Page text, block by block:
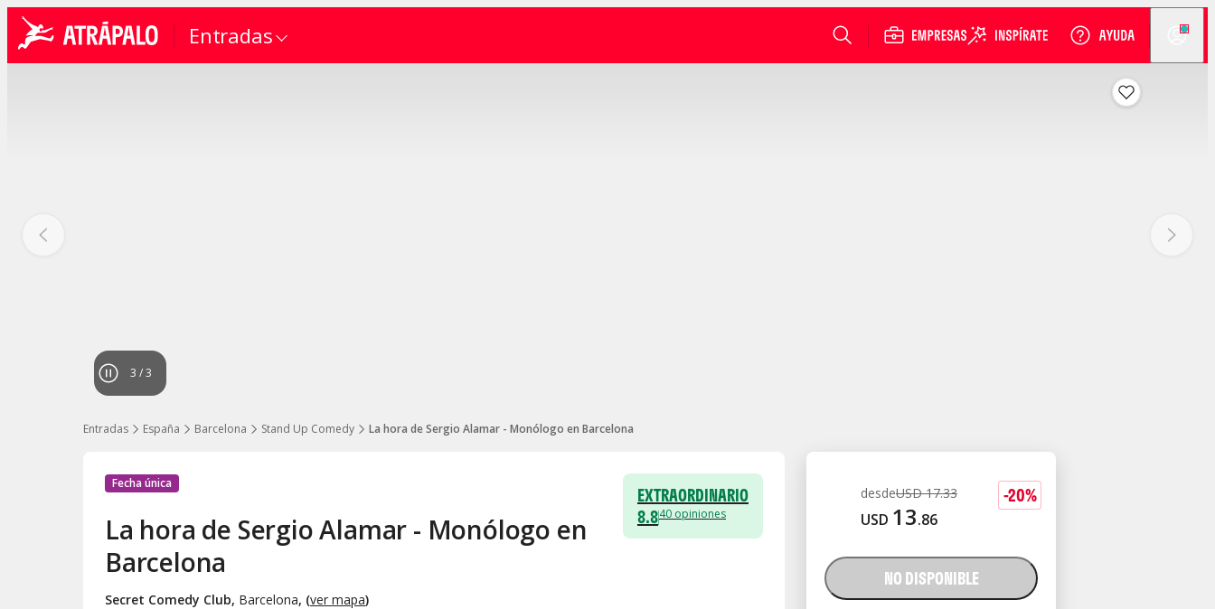
Entradas
1 /3
Entradas España Barcelona Stand Up Comedy La hora de Sergio Alamar - Monólogo en Barcelona
-20%
desdeUSD 17.33
USD 13.86
NO DISPONIBLE
Fecha única
La hora de Sergio Alamar - Monólogo en
Barcelona
Secret Comedy Club, Barcelona, (ver mapa)
EXTRAORDINARIO
8.840 opiniones